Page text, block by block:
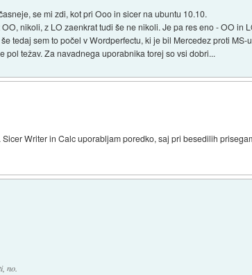
se mi zdi, kot pri Ooo in sicer na ubuntu 10.10.
nikoli, z LO zaenkrat tudi še ne nikoli. Je pa res eno - OO in
tedaj sem to počel v Wordperfectu, ki je bil Mercedez proti
pol težav. Za navadnega uporabnika torej so vsi dobri...
Writer in Calc uporabljam poredko, saj pri besedilih
no.